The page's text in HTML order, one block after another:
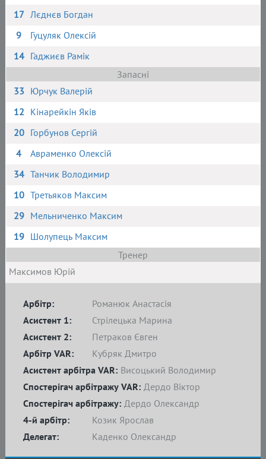
17 Лєднєв Богдан
9
Гуцуляк Олексій
14 Гаджиєв Рамік
Запасні
33 Юрчук Валерій
12 Кінарейкін Яків
20 Горбунов Сергій
4
Авраменко Олексій
34 Танчик Володимир
10 Третьяков Максим
29 Мельниченко Максим
19 Шолупець Максим
Тренер
Максимов Юрій
Арбітр:
Романюк Анастасія
Асистент 1:
Стрілецька Марина
Асистент 2:
Петраков Євген
4-й арбітр:
Козик Ярослав
Делегат:
Каденко Олександр
Спостерігач арбітражу: Дердо Олександр
Арбітр VAR:
Кубряк Дмитро
Асистент арбітра VAR: Висоцький Володимир
Спостерігач арбітражу VAR: Дердо Віктор